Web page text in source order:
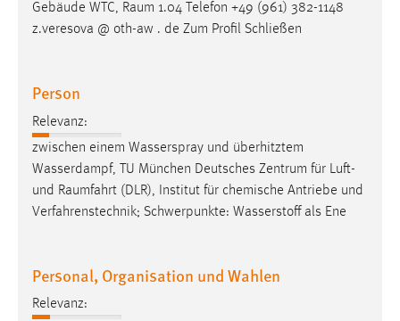
Gebäude WTC, Raum 1.04 Telefon +49 (961) 382-1148
z.veresova @ oth-aw . de Zum Profil Schließen
Person
Relevanz:
zwischen einem Wasserspray und überhitztem
Wasserdampf, TU München Deutsches Zentrum für Luft-
und Raumfahrt (DLR), Institut für chemische Antriebe und
Verfahrenstechnik; Schwerpunkte: Wasserstoff als Ene
Personal, Organisation und Wahlen
Relevanz: